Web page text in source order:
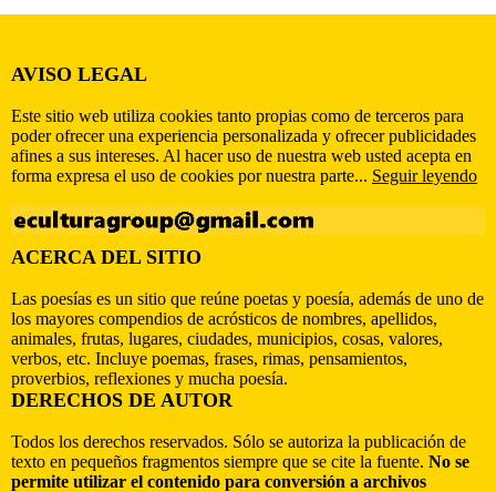
AVISO LEGAL
Este sitio web utiliza cookies tanto propias como de terceros para
poder ofrecer una experiencia personalizada y ofrecer publicidades
afines a sus intereses. Al hacer uso de nuestra web usted acepta en
forma expresa el uso de cookies por nuestra parte... Seguir leyendo
ACERCA DEL SITIO
Las poesías es un sitio que reúne poetas y poesía, además de uno de
los mayores compendios de acrósticos de nombres, apellidos,
animales, frutas, lugares, ciudades, municipios, cosas, valores,
verbos, etc. Incluye poemas, frases, rimas, pensamientos,
proverbios, reflexiones y mucha poesía.
DERECHOS DE AUTOR
Todos los derechos reservados. Sólo se autoriza la publicación de
texto en pequeños fragmentos siempre que se cite la fuente. No se
permite utilizar el contenido para conversión a archivos